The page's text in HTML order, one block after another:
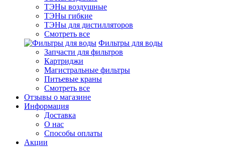
ТЭНы воздушные
ТЭНы гибкие
ТЭНы для дистилляторов
Смотреть все
Фильтры для воды
Запчасти для фильтров
Картриджи
Магистральные фильтры
Питьевые краны
Смотреть все
Отзывы о магазине
Информация
Доставка
О нас
Способы оплаты
Акции